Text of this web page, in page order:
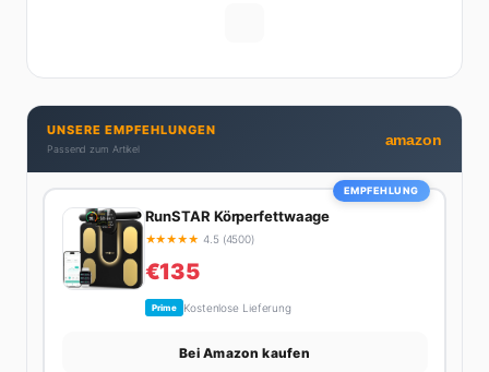
dran. Wenn Maik nicht gerade den heißesten Tratsch
aus der Promi-Welt aufspürt oder die besten
Lifestyle-Empfehlungen zusammenstellt, findet man
ihn beim Wandern in den Schweizer Alpen, am Grill
mit Freunden oder auf der Suche nach dem
perfekten Espresso. Sein Motto: Lieber einmal richtig
UNSERE EMPFEHLUNGEN
Passend zum Artikel
amazon
EMPFEHLUNG
RunSTAR Körperfettwaage
★★★★★ 4.5 (4500)
€135
Prime Kostenlose Lieferung
Bei Amazon kaufen